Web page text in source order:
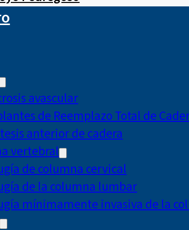
avascular
de Reemplazo Total de
anterior de cadera
vertebral
de columna cervical
de la columna lumbar
mínimamente invasiva de la